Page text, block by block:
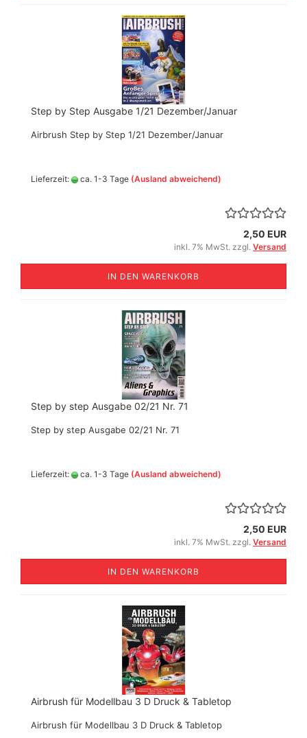
Step by Step Ausgabe 1/21 Dezember/Januar
Airbrush Step by Step 1/21 Dezember/Januar
Lieferzeit: ca. 1-3 Tage (Ausland abweichend)
2,50 EUR
inkl. 7% MwSt. zzgl. Versand
IN DEN WARENKORB
Step by step Ausgabe 02/21 Nr. 71
Step by step Ausgabe 02/21 Nr. 71
Lieferzeit: ca. 1-3 Tage (Ausland abweichend)
2,50 EUR
inkl. 7% MwSt. zzgl. Versand
IN DEN WARENKORB
Airbrush für Modellbau 3 D Druck & Tabletop
Airbrush für Modellbau 3 D Druck & Tabletop